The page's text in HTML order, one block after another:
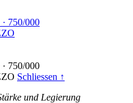
· 750/000
· 750/000
Schliessen ↑
und Legierung